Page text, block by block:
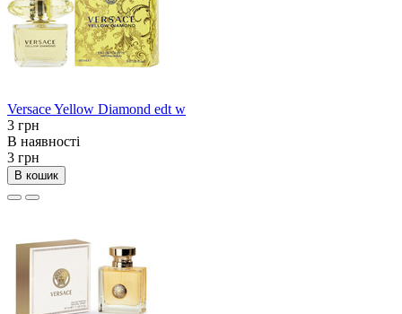
Versace Yellow Diamond edt w
3 грн
В наявності
3 грн
В кошик